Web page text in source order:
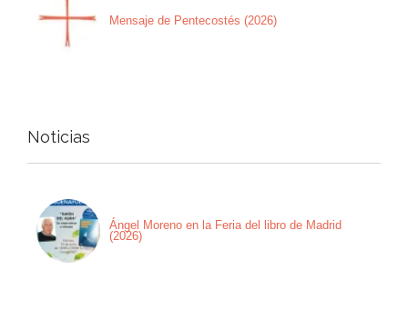
Mensaje de Pentecostés (2026)
Noticias
Ángel Moreno en la Feria del libro de Madrid
(2026)